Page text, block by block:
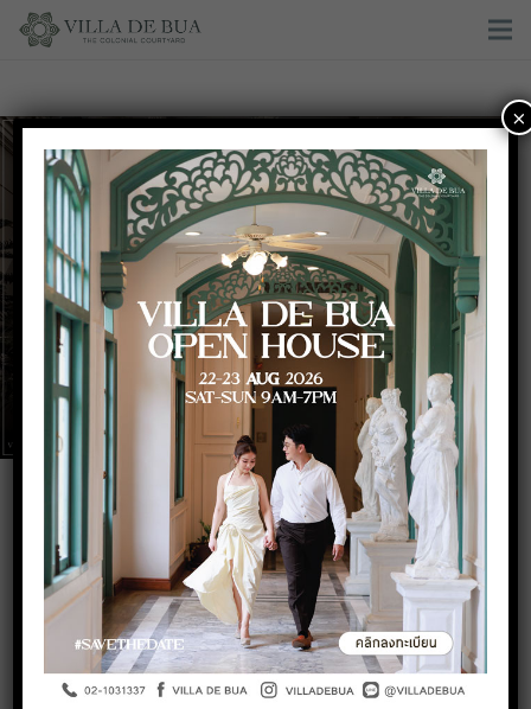
Thai Wedding Ceremony
#VenueandWeddingService
The next chapter of their story begins at Villa De Bua Venue!
Big Congratulations! and thank you for choosing
#VILLADEBUA for your special day. Surrounding with
×